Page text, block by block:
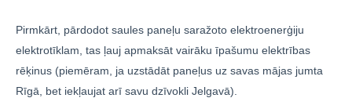
Pirmkārt, pārdodot saules paneļu saražoto elektroenerģiju
elektrotīklam, tas ļauj apmaksāt vairāku īpašumu elektrības
rēķinus (piemēram, ja uzstādāt paneļus uz savas mājas jumta
Rīgā, bet iekļaujat arī savu dzīvokli Jelgavā).